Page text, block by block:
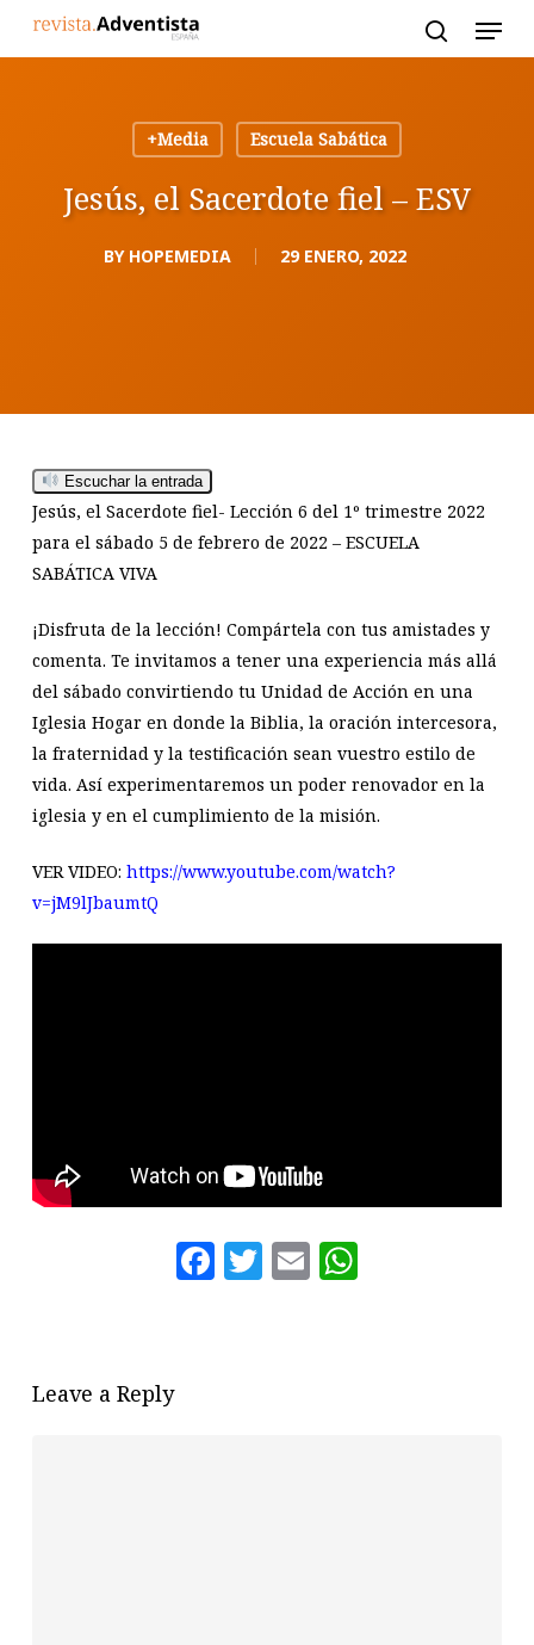
+Media
Escuela Sabática
Jesús, el Sacerdote fiel – ESV
BY HOPEMEDIA 29 ENERO, 2022
Escuchar la entrada
Jesús, el Sacerdote fiel- Lección 6 del 1º trimestre 2022
para el sábado 5 de febrero de 2022 – ESCUELA
SABÁTICA VIVA
¡Disfruta de la lección! Compártela con tus amistades y
comenta. Te invitamos a tener una experiencia más allá
del sábado convirtiendo tu Unidad de Acción en una
Iglesia Hogar en donde la Biblia, la oración intercesora,
la fraternidad y la testificación sean vuestro estilo de
vida. Así experimentaremos un poder renovador en la
iglesia y en el cumplimiento de la misión.
VER VIDEO: https://www.youtube.com/watch?
v=jM9lJbaumtQ
Facebook
Twitter
Email
Leave a Reply